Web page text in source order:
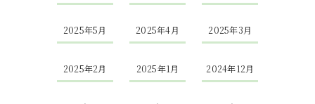
2025年5月 2025年4月 2025年3月
2025年2月 2025年1月 2024年12月